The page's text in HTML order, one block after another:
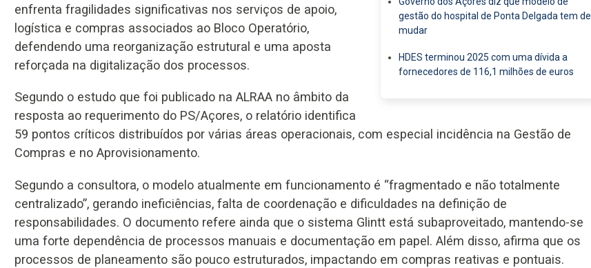
gestão do hospital de Ponta Delgada tem de
mudar
HDES terminou 2025 com uma dívida a
fornecedores de 116,1 milhões de euros
enfrenta fragilidades significativas nos serviços de apoio,
logística e compras associados ao Bloco Operatório,
defendendo uma reorganização estrutural e uma aposta
reforçada na digitalização dos processos.
Segundo o estudo que foi publicado na ALRAA no âmbito da
resposta ao requerimento do PS/Açores, o relatório identifica
59 pontos críticos distribuídos por várias áreas operacionais, com especial incidência na Gestão de
Compras e no Aprovisionamento.
Segundo a consultora, o modelo atualmente em funcionamento é “fragmentado e não totalmente
centralizado”, gerando ineficiências, falta de coordenação e dificuldades na definição de
responsabilidades. O documento refere ainda que o sistema Glintt está subaproveitado, mantendo-se
uma forte dependência de processos manuais e documentação em papel. Além disso, afirma que os
processos de planeamento são pouco estruturados, impactando em compras reativas e pontuais.